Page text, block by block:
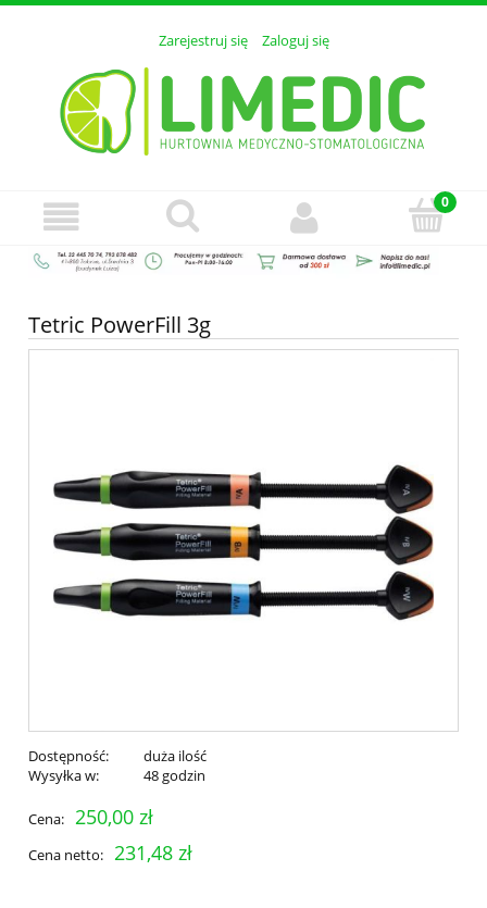
Zarejestruj się Zaloguj się
Tetric PowerFill 3g
Dostępność:
duża ilość
Wysyłka w:
48 godzin
Cena: 250,00 zł
Cena netto: 231,48 zł